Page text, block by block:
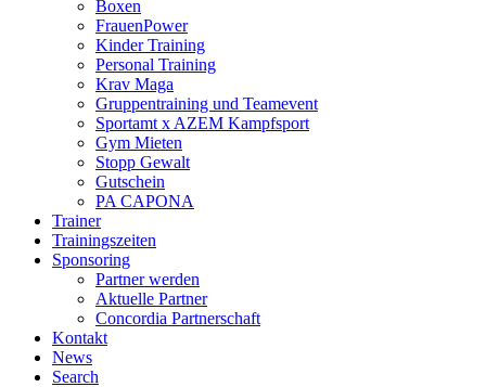
Boxen
FrauenPower
Kinder Training
Personal Training
Krav Maga
Gruppentraining und Teamevent
Sportamt x AZEM Kampfsport
Gym Mieten
Stopp Gewalt
Gutschein
PA CAPONA
Trainer
Trainingszeiten
Sponsoring
Partner werden
Aktuelle Partner
Concordia Partnerschaft
Kontakt
News
Search